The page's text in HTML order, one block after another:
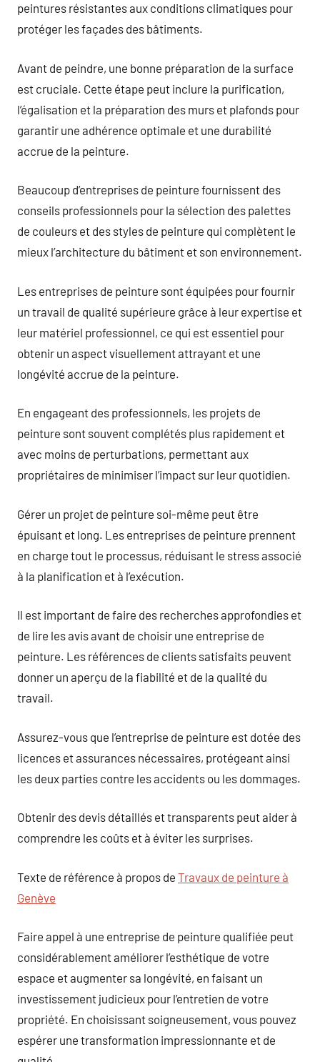
peintures résistantes aux conditions climatiques pour
protéger les façades des bâtiments.
Avant de peindre, une bonne préparation de la surface
est cruciale. Cette étape peut inclure la purification,
l’égalisation et la préparation des murs et plafonds pour
garantir une adhérence optimale et une durabilité
accrue de la peinture.
Beaucoup d’entreprises de peinture fournissent des
conseils professionnels pour la sélection des palettes
de couleurs et des styles de peinture qui complètent le
mieux l’architecture du bâtiment et son environnement.
Les entreprises de peinture sont équipées pour fournir
un travail de qualité supérieure grâce à leur expertise et
leur matériel professionnel, ce qui est essentiel pour
obtenir un aspect visuellement attrayant et une
longévité accrue de la peinture.
En engageant des professionnels, les projets de
peinture sont souvent complétés plus rapidement et
avec moins de perturbations, permettant aux
propriétaires de minimiser l’impact sur leur quotidien.
Gérer un projet de peinture soi-même peut être
épuisant et long. Les entreprises de peinture prennent
en charge tout le processus, réduisant le stress associé
à la planification et à l’exécution.
Il est important de faire des recherches approfondies et
de lire les avis avant de choisir une entreprise de
peinture. Les références de clients satisfaits peuvent
donner un aperçu de la fiabilité et de la qualité du
travail.
Assurez-vous que l’entreprise de peinture est dotée des
licences et assurances nécessaires, protégeant ainsi
les deux parties contre les accidents ou les dommages.
Obtenir des devis détaillés et transparents peut aider à
comprendre les coûts et à éviter les surprises.
Texte de référence à propos de Travaux de peinture à
Genève
Faire appel à une entreprise de peinture qualifiée peut
considérablement améliorer l’esthétique de votre
espace et augmenter sa longévité, en faisant un
investissement judicieux pour l’entretien de votre
propriété. En choisissant soigneusement, vous pouvez
espérer une transformation impressionnante et de